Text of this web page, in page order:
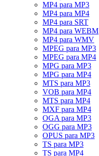
MP4 para MP3
MP4 para MP4
MP4 para SRT
MP4 para WEBM
MP4 para WMV
MPEG para MP3
MPEG para MP4
MPG para MP3
MPG para MP4
MTS para MP3
VOB para MP4
MTS para MP4
MXF para MP4
OGA para MP3
OGG para MP3
OPUS para MP3
TS para MP3
TS para MP4